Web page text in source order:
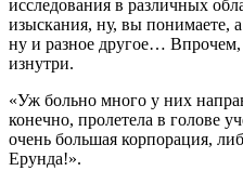
исследования в различных
изыскания, ну, вы понимаете,
ну и разное другое… Впрочем,
изнутри.
«Уж больно много у них
конечно, пролетела в голове
очень большая корпорация,
Ерунда!».